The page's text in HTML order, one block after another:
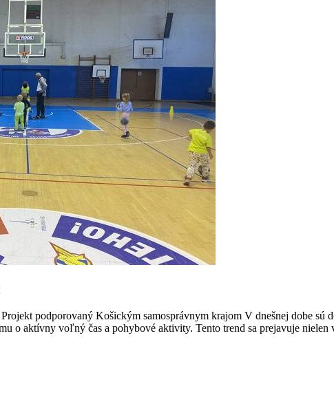
podporovaný Košickým samosprávnym krajom V dnešnej dobe sú
o aktívny voľný čas a pohybové aktivity. Tento trend sa prejavuje